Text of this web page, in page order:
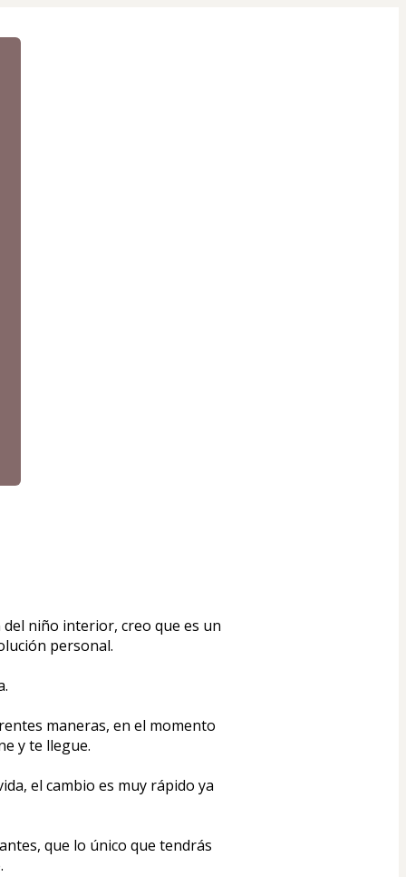
niño interior, creo que es un
personal.
maneras, en el momento
y te llegue.
el cambio es muy rápido ya
que lo único que tendrás